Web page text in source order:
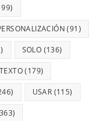
(91)
SOLO (136)
TEXTO(179)
USAR (115)